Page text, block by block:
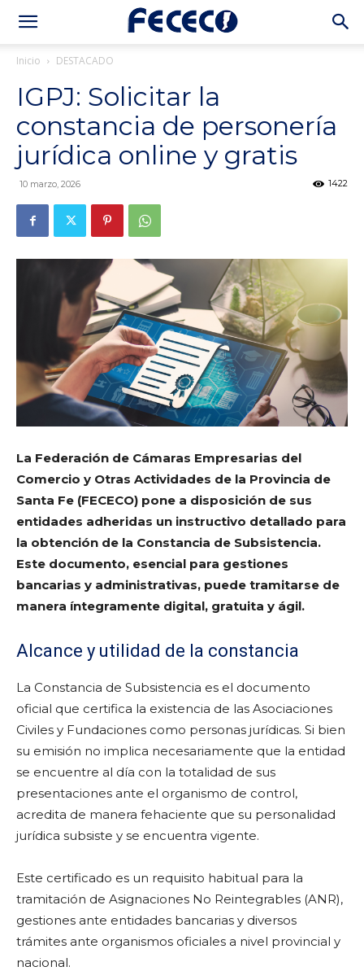
Inicio DESTACADO
IGPJ: Solicitar la
constancia de personería
jurídica online y gratis
10 marzo, 2026 1422
La Federación de Cámaras Empresarias del
Comercio y Otras Actividades de la Provincia de
Santa Fe (FECECO) pone a disposición de sus
entidades adheridas un instructivo detallado para
la obtención de la Constancia de Subsistencia.
Este documento, esencial para gestiones
bancarias y administrativas, puede tramitarse de
manera íntegramente digital, gratuita y ágil.
Alcance y utilidad de la constancia
La Constancia de Subsistencia es el documento
oficial que certifica la existencia de las Asociaciones
Civiles y Fundaciones como personas jurídicas. Si bien
su emisión no implica necesariamente que la entidad
se encuentre al día con la totalidad de sus
presentaciones ante el organismo de control,
acredita de manera fehaciente que su personalidad
jurídica subsiste y se encuentra vigente.
Este certificado es un requisito habitual para la
tramitación de Asignaciones No Reintegrables (ANR),
gestiones ante entidades bancarias y diversos
trámites ante organismos oficiales a nivel provincial y
nacional.